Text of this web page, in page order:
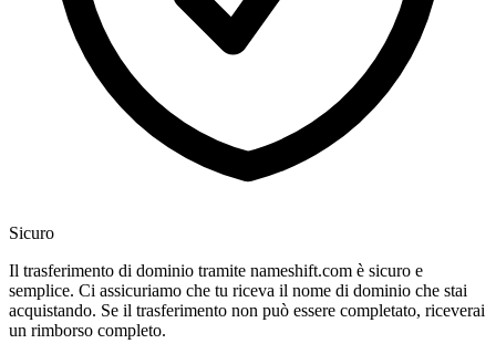
Sicuro
Il trasferimento di dominio tramite nameshift.com è sicuro e
semplice. Ci assicuriamo che tu riceva il nome di dominio che stai
acquistando. Se il trasferimento non può essere completato, riceverai
un rimborso completo.